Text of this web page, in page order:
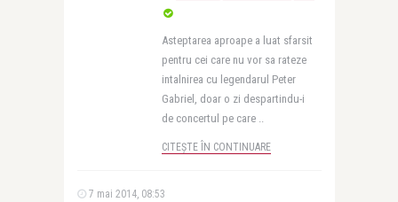
Asteptarea aproape a luat sfarsit
pentru cei care nu vor sa rateze
intalnirea cu legendarul Peter
Gabriel, doar o zi despartindu-i
de concertul pe care ..
CITEȘTE ÎN CONTINUARE
7 mai 2014, 08:53